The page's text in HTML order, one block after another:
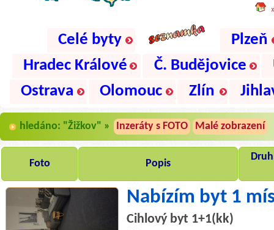
Celé byty
Plzeň
Hradec Králové
Č. Budějovice
Ostrava
Olomouc Zlín
hledáno: "Žižkov" » Inzeráty s FOTO Malé zobrazení
Foto Popis
Nabízím byt 1
Cihlový byt 1+1(kk)